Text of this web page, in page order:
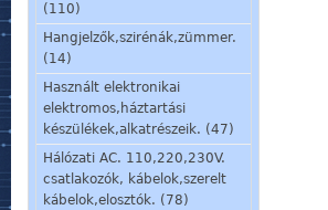
(110)
Hangjelzők,szirénák,zümmer.
(14)
Használt elektronikai
elektromos,háztartási
készülékek,alkatrészeik. (47)
Hálózati AC. 110,220,230V.
csatlakozók, kábelok,szerelt
kábelok,elosztók. (78)